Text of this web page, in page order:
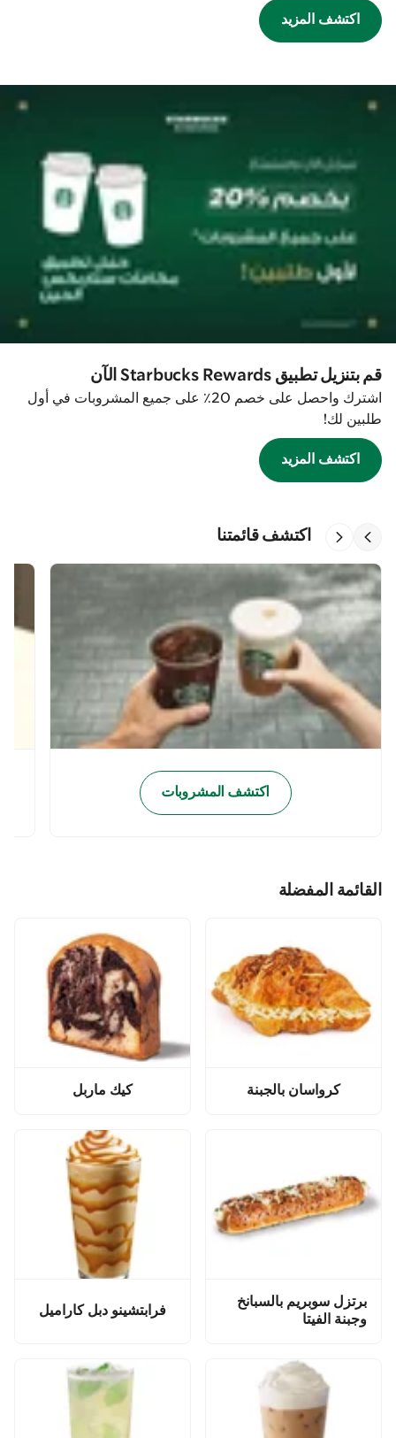
اكتشف المزيد
قم بتنزيل تطبيق Starbucks Rewards الآن
اشترك واحصل على خصم 20٪ على جميع المشروبات في أول
طلبين لك!
اكتشف المزيد
اكتشف قائمتنا
اكتشف المشروبات
القائمة المفضلة
كرواسان بالجبنة كيك ماربل
برتزل سوبريم بالسبانخ
وجبنة الفيتا
فرابتشينو دبل كاراميل